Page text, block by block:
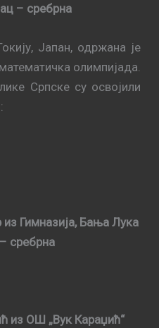
– сребрна
Јапан, одржана је
олимпијада.
Српске су освојили
Гимназија, Бања Лука
– сребрна
из ОШ „Вук Караџић“